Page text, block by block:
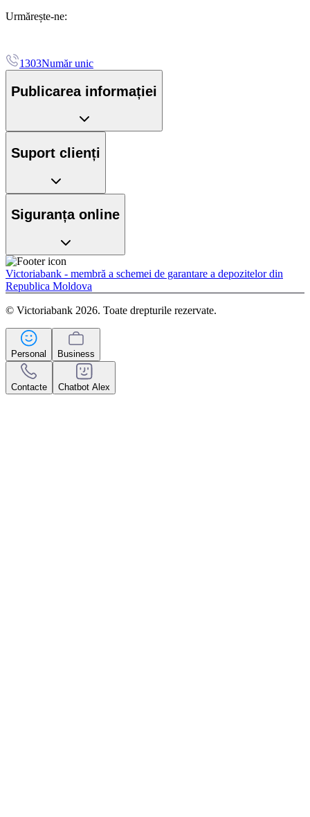
Urmărește-ne:
1303Număr unic
Publicarea informației
Suport clienți
Siguranța online
Victoriabank - membră a schemei de garantare a depozitelor din
Republica Moldova
© Victoriabank 2026. Toate drepturile rezervate.
Personal Business
Contacte Chatbot Alex